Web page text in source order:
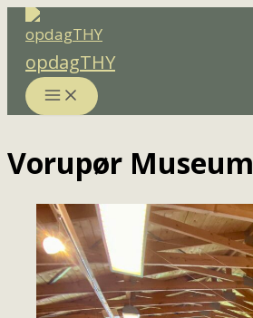
Gå
indholdet
opdagTHY
Vorupør Museum